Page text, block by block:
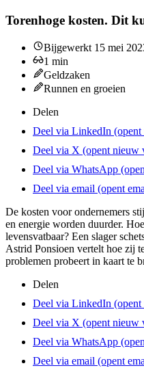
Torenhoge kosten. Dit
Bijgewerkt 15 mei
1 min
Geldzaken
Runnen en groeien
Delen
Deel via LinkedIn (opent
Deel via X (opent nieuw
Deel via WhatsApp
Deel via email (opent
De kosten voor ondernemers
en energie worden duurder.
levensvatbaar? Een slager
Astrid Ponsioen vertelt hoe zij
problemen probeert in kaart te
Delen
Deel via LinkedIn (opent
Deel via X (opent nieuw
Deel via WhatsApp
Deel via email (opent